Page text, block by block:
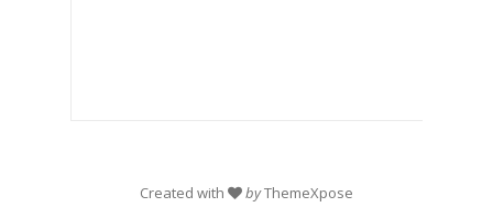
Created with byThemeXpose